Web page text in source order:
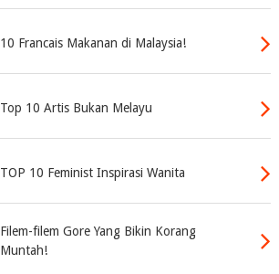
10 Francais Makanan di Malaysia!
Top 10 Artis Bukan Melayu
TOP 10 Feminist Inspirasi Wanita
Filem-filem Gore Yang Bikin Korang
Muntah!